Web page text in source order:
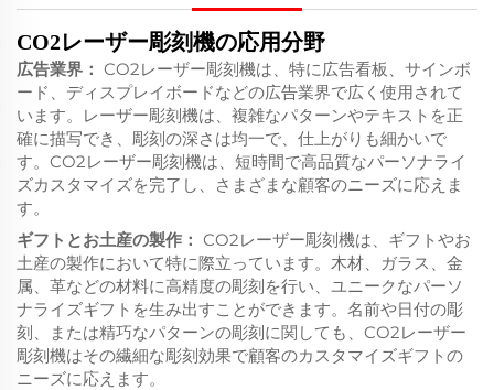
CO2レーザー彫刻機の応用分野
広告業界： CO2レーザー彫刻機は、特に広告看板、サインボ
ード、ディスプレイボードなどの広告業界で広く使用されて
います。レーザー彫刻機は、複雑なパターンやテキストを正
確に描写でき、彫刻の深さは均一で、仕上がりも細かいで
す。CO2レーザー彫刻機は、短時間で高品質なパーソナライ
ズカスタマイズを完了し、さまざまな顧客のニーズに応えま
す。
ギフトとお土産の製作： CO2レーザー彫刻機は、ギフトやお
土産の製作において特に際立っています。木材、ガラス、金
属、革などの材料に高精度の彫刻を行い、ユニークなパーソ
ナライズギフトを生み出すことができます。名前や日付の彫
刻、または精巧なパターンの彫刻に関しても、CO2レーザー
彫刻機はその繊細な彫刻効果で顧客のカスタマイズギフトの
ニーズに応えます。